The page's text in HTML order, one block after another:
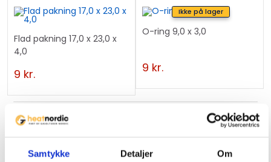
Samtykke Detaljer Om
Flad pakning 17,0 x 23,0 x
4,0
9 kr.
Ikke på lager
O-ring 9,0 x 3,0
9 kr.